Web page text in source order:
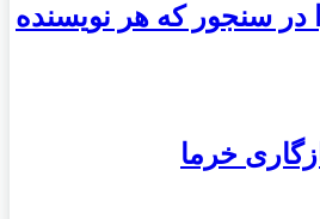
در سنجور که هر نویسنده
خرما